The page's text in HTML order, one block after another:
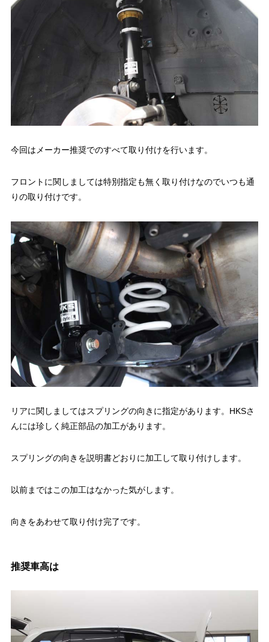
今回はメーカー推奨でのすべて取り付けを行います。
フロントに関しましては特別指定も無く取り付けなのでいつも通
りの取り付けです。
リアに関しましてはスプリングの向きに指定があります。HKSさ
んには珍しく純正部品の加工があります。
スプリングの向きを説明書どおりに加工して取り付けします。
以前まではこの加工はなかった気がします。
向きをあわせて取り付け完了です。
推奨車高は